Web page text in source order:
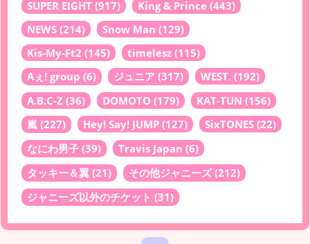
SUPER EIGHT (917) King & Prince (443)
NEWS (214) Snow Man (129)
Kis-My-Ft2 (145) timelesz (115)
Aぇ! group (6) ジュニア (317) WEST. (192)
A.B.C-Z (36) DOMOTO (179) KAT-TUN (156)
嵐 (227) Hey! Say! JUMP (127) SixTONES (22)
なにわ男子 (39) Travis Japan (6)
タッキー＆翼 (21) その他ジャニーズ(212)
ジャニーズ以外のチケット (31)